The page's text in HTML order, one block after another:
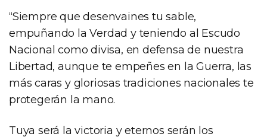
“Siempre que desenvaines tu sable,
empuñando la Verdad y teniendo al Escudo
Nacional como divisa, en defensa de nuestra
Libertad, aunque te empeñes en la Guerra, las
más caras y gloriosas tradiciones nacionales te
protegerán la mano.
Tuya será la victoria y eternos serán los